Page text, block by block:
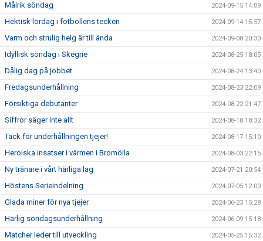
Målrik söndag 2024-09-15 14:09
Hektisk lördag i fotbollens tecken 2024-09-14 15:57
Varm och strulig helg är till ända 2024-09-08 20:30
Idyllisk söndag i Skegrie 2024-08-25 18:05
Dålig dag på jobbet 2024-08-24 13:40
Fredagsunderhållning 2024-08-23 22:09
Försiktiga debutanter 2024-08-22 21:47
Siffror säger inte allt 2024-08-18 18:32
Tack för underhållningen tjejer! 2024-08-17 15:10
Heroiska insatser i värmen i Bromölla 2024-08-03 22:15
Ny tränare i vårt härliga lag 2024-07-21 20:54
Höstens Serieindelning 2024-07-05 12:00
Glada miner för nya tjejer 2024-06-23 15:28
Härlig söndagsunderhållning 2024-06-09 15:18
Matcher leder till utveckling 2024-05-25 15:32